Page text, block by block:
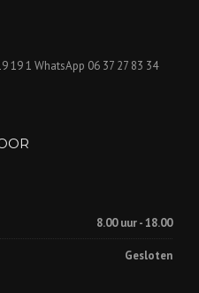
19 1 WhatsApp 06 37 27 83 34
8.00 uur - 18.00
Gesloten